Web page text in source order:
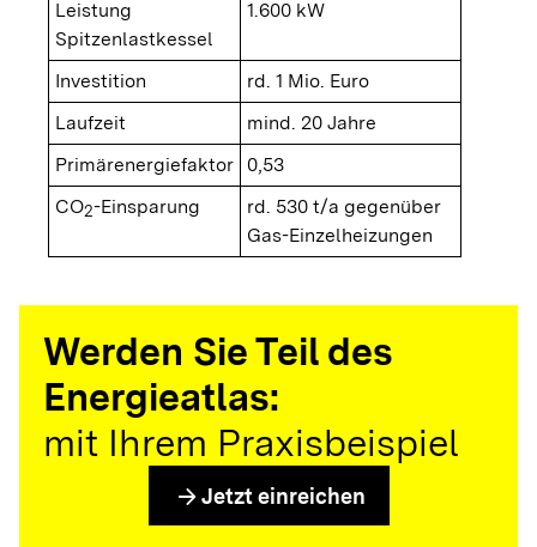
Leistung
Spitzenlastkessel
1.600 kW
Investition
rd. 1 Mio. Euro
Laufzeit
mind. 20 Jahre
Primärenergiefaktor
0,53
CO2-Einsparung
rd. 530 t/a gegenüber
Gas-Einzelheizungen
Werden Sie Teil des
Energieatlas:
mit Ihrem Praxisbeispiel
arrow_forward Jetzt einreichen